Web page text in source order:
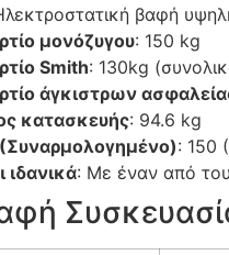
βαφή
μονόζυγου: 150 kg
Smith: 130kg
άγκιστρων
κατασκευής: 94.6 kg
: 150
ιδανικά: Με έναν από